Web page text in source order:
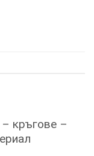
кръгове –